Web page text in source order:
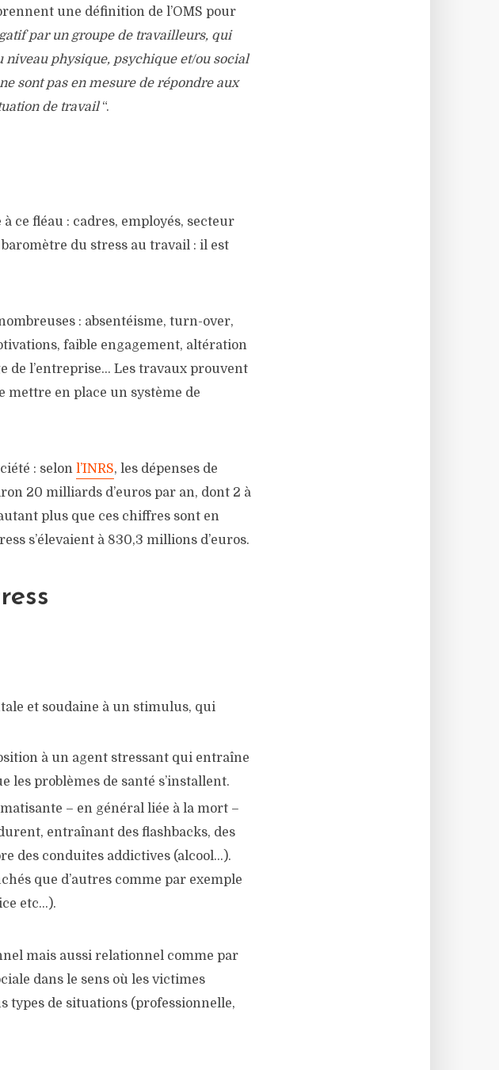
une définition de l’OMS pour
par un groupe de travailleurs, qui
niveau physique, psychique et/ou social
sont pas en mesure de répondre aux
de travail “.
ce fléau : cadres, employés, secteur
du stress au travail : il est
: absentéisme, turn-over,
faible engagement, altération
de l’entreprise… Les travaux prouvent
mettre en place un système de
: selon l’INRS, les dépenses de
20 milliards d’euros par an, dont 2 à
plus que ces chiffres sont en
s’élevaient à 830,3 millions d’euros.
et soudaine à un stimulus, qui
à un agent stressant qui entraîne
les problèmes de santé s’installent.
– en général liée à la mort –
entraînant des flashbacks, des
des conduites addictives (alcool…).
que d’autres comme par exemple
etc…).
mais aussi relationnel comme par
dans le sens où les victimes
types de situations (professionnelle,